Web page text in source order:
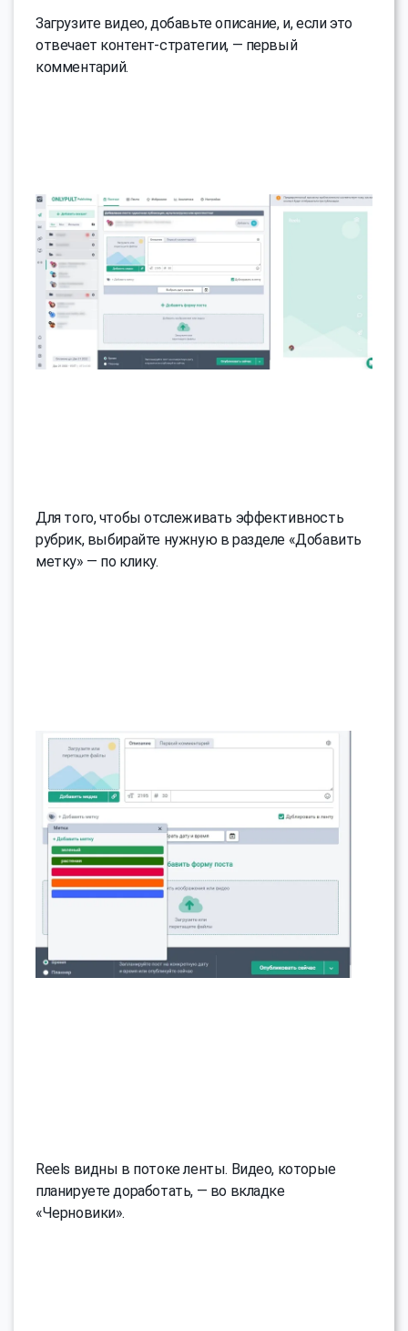
Загрузите видео, добавьте описание, и, если это
отвечает контент-стратегии, — первый
комментарий.
Для того, чтобы отслеживать эффективность
рубрик, выбирайте нужную в разделе «Добавить
метку» — по клику.
Reels видны в потоке ленты. Видео, которые
планируете доработать, — во вкладке
«Черновики».